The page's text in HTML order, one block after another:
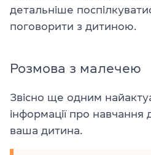
детальніше
поговорити з дитиною.
Розмова з малечею
Звісно ще одним
інформації про навчання
ваша дитина.